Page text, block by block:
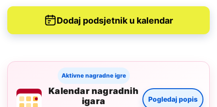
Dodaj podsjetnik u kalendar
Aktivne nagradne igre
Kalendar nagradnih
igara
Pogledaj popis